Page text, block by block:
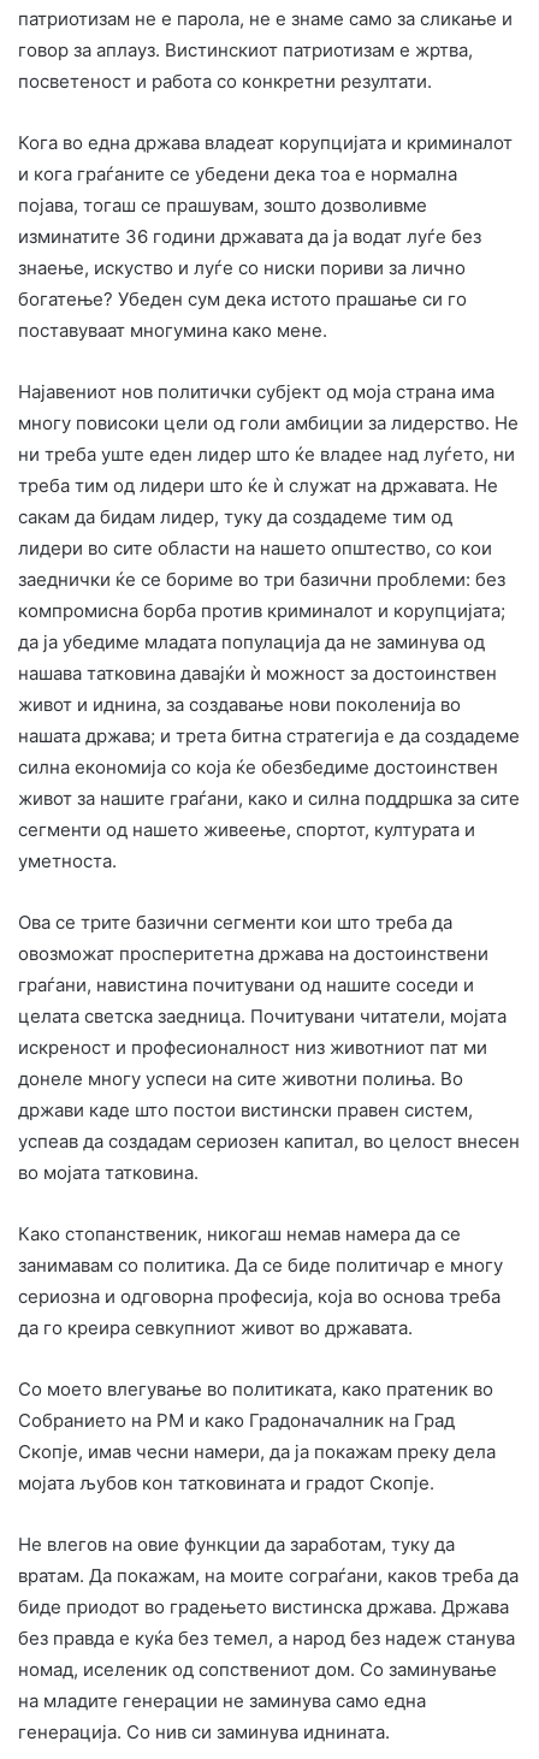
патриотизам не е парола, не е знаме само за сликање и
говор за аплауз. Вистинскиот патриотизам е жртва,
посветеност и работа со конкретни резултати.
Кога во една држава владеат корупцијата и криминалот
и кога граѓаните се убедени дека тоа е нормална
појава, тогаш се прашувам, зошто дозволивме
изминатите 36 години државата да ја водат луѓе без
знаење, искуство и луѓе со ниски пориви за лично
богатење? Убеден сум дека истото прашање си го
поставуваат многумина како мене.
Најавениот нов политички субјект од моја страна има
многу повисоки цели од голи амбиции за лидерство. Не
ни треба уште еден лидер што ќе владее над луѓето, ни
треба тим од лидери што ќе ѝ служат на државата. Не
сакам да бидам лидер, туку да создадеме тим од
лидери во сите области на нашето општество, со кои
заеднички ќе се бориме во три базични проблеми: без
компромисна борба против криминалот и корупцијата;
да ја убедиме младата популација да не заминува од
нашава татковина давајќи ѝ можност за достоинствен
живот и иднина, за создавање нови поколенија во
нашата држава; и трета битна стратегија е да создадеме
силна економија со која ќе обезбедиме достоинствен
живот за нашите граѓани, како и силна поддршка за сите
сегменти од нашето живеење, спортот, културата и
уметноста.
Ова се трите базични сегменти кои што треба да
овозможат просперитетна држава на достоинствени
граѓани, навистина почитувани од нашите соседи и
целата светска заедница. Почитувани читатели, мојата
искреност и професионалност низ животниот пат ми
донеле многу успеси на сите животни полиња. Во
држави каде што постои вистински правен систем,
успеав да создадам сериозен капитал, во целост внесен
во мојата татковина.
Како стопанственик, никогаш немав намера да се
занимавам со политика. Да се биде политичар е многу
сериозна и одговорна професија, која во основа треба
да го креира севкупниот живот во државата.
Со моето влегување во политиката, како пратеник во
Собранието на РМ и како Градоначалник на Град
Скопје, имав чесни намери, да ја покажам преку дела
мојата љубов кон татковината и градот Скопје.
Не влегов на овие функции да заработам, туку да
вратам. Да покажам, на моите сограѓани, каков треба да
биде приодот во градењето вистинска држава. Држава
без правда е куќа без темел, а народ без надеж станува
номад, иселеник од сопствениот дом. Со заминување
на младите генерации не заминува само една
генерација. Со нив си заминува иднината.